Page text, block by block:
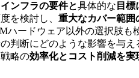
インフラの要件と具体的な 目
を検討し、 重大なカバー範囲
ハードウェア以外の選択肢も
判断にどのような影響を与え
略の効率化とコスト削減を実